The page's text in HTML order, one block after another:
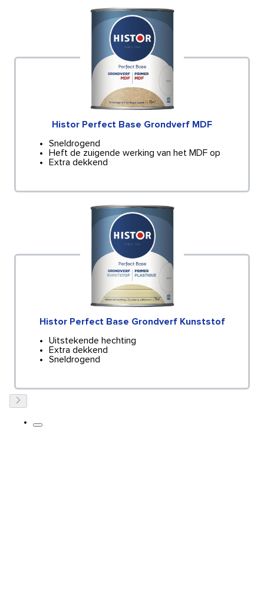
Histor Perfect Base Grondverf MDF
Sneldrogend
Heft de zuigende werking van het MDF op
Extra dekkend
Histor Perfect Base Grondverf Kunststof
Uitstekende hechting
Extra dekkend
Sneldrogend